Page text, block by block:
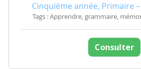
Cinquième année, Primaire
Tags : Apprendre, grammaire,
Consulter